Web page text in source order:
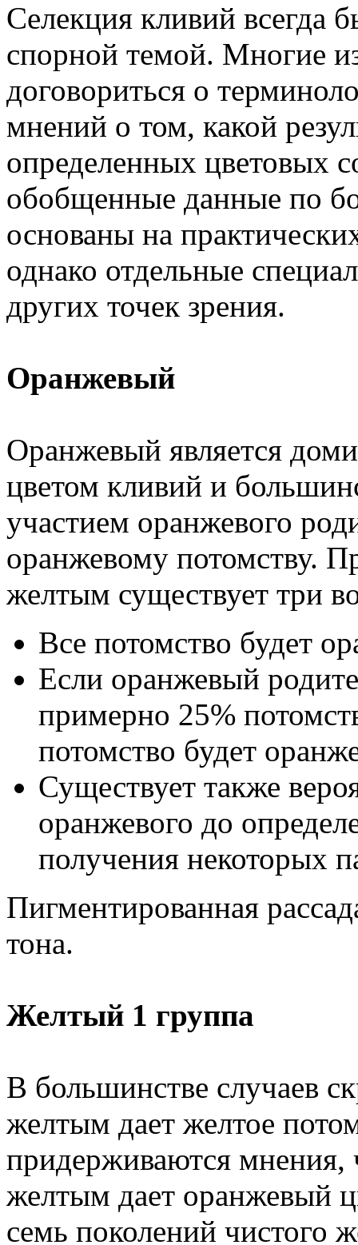
Селекция кливий всегда
спорной темой. Многие
договориться о
мнений о том, какой
определенных цветовых
обобщенные данные по
основаны на
однако отдельные
других точек зрения.
Оранжевый
Оранжевый является
цветом кливий и
участием оранжевого
оранжевому потомству.
желтым существует три
Все потомство будет
Если оранжевый
примерно 25%
потомство будет
Существует также
оранжевого до
получения некоторых
Пигментированная
тона.
Желтый 1 группа
В большинстве случаев
желтым дает желтое
придерживаются
желтым дает оранжевый
семь поколений чистого